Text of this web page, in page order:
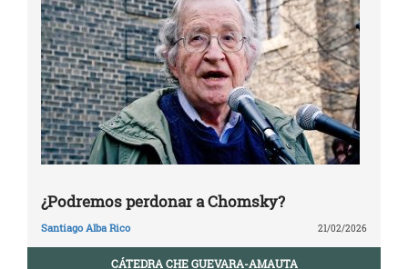
¿Podremos perdonar a Chomsky?
Santiago Alba Rico 21/02/2026
CÁTEDRA CHE GUEVARA-AMAUTA